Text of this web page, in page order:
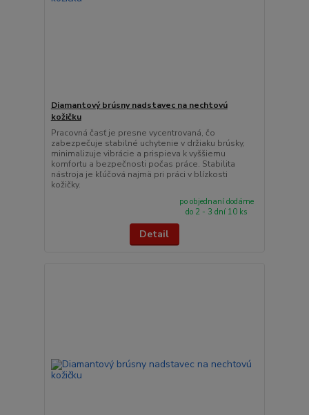
Diamantový brúsny nadstavec na nechtovú
kožičku
Pracovná časť je presne vycentrovaná, čo
zabezpečuje stabilné uchytenie v držiaku brúsky,
minimalizuje vibrácie a prispieva k vyššiemu
komfortu a bezpečnosti počas práce. Stabilita
nástroja je kľúčová najmä pri práci v blízkosti
kožičky.
po objednaní dodáme
do 2 - 3 dní 10 ks
Detail